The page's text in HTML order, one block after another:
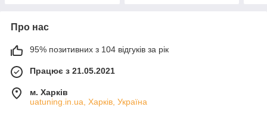
Про нас
95% позитивних з 104 відгуків за рік
Працює з 21.05.2021
м. Харків
uatuning.in.ua, Харків, Україна